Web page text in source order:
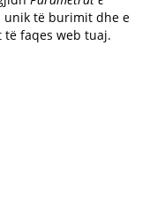
unik të burimit dhe e
të faqes web tuaj.